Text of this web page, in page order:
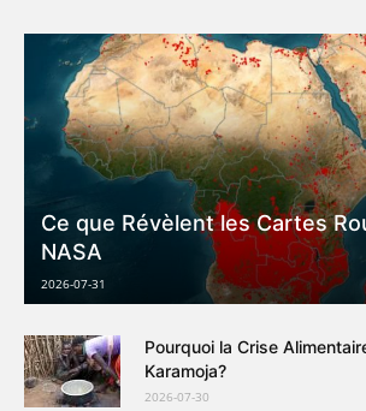
Ce que Révèlent les Cartes
NASA
2026-07-31
Pourquoi la Crise
Karamoja?
2026-07-30